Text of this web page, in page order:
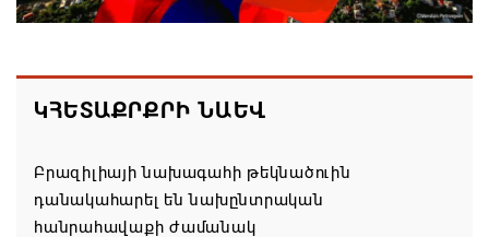
07.08.2026 16:57
Գարեգին Բ-ի և եպիսկոպոսների գործով
դատավորն ինքնաբացարկ է հայտնել
Թուրքիան, Սաուդյան Արաբիան և Պակիստանը
ԿՀԵՏԱՔՐՔՐԻ ՆԱԵՎ
Բրազիլիայի նախագահի թեկնածուին
դանակահարել են նախընտրական
հանրահավաքի ժամանակ